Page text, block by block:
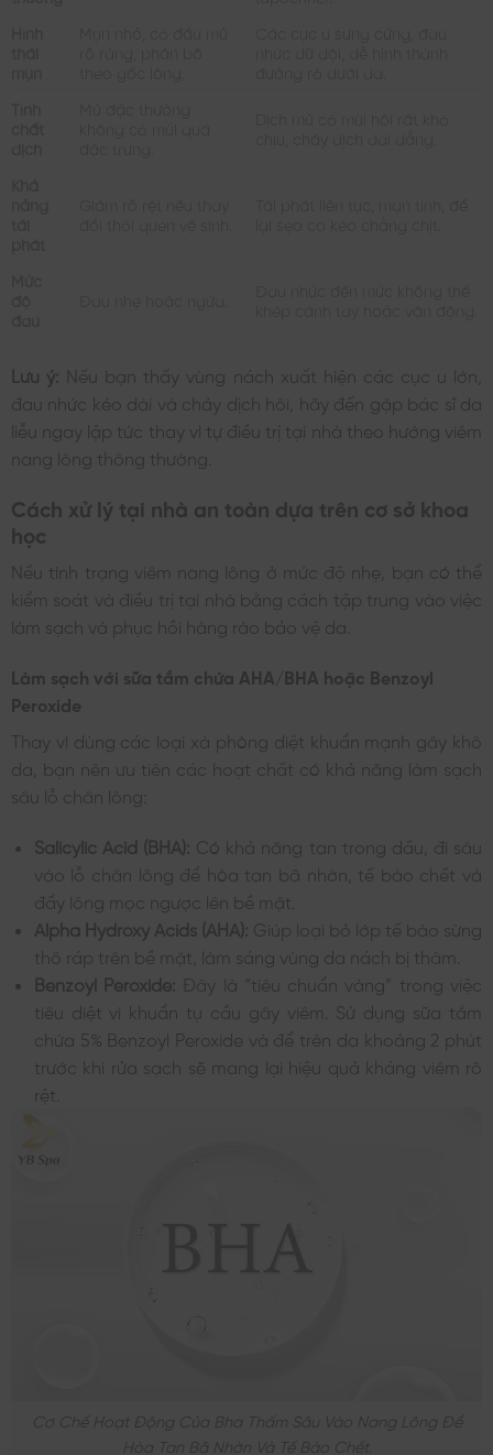
Lưu ý: Nếu bạn thấy vùng nách xuất hiện các cục u lớn,
đau nhức kéo dài và chảy dịch hôi, hãy đến gặp bác sĩ da
liễu ngay lập tức thay vì tự điều trị tại nhà theo hướng viêm
nang lông thông thường.
Cách xử lý tại nhà an toàn dựa trên cơ sở khoa
học
Nếu tình trạng viêm nang lông ở mức độ nhẹ, bạn có thể
kiểm soát và điều trị tại nhà bằng cách tập trung vào việc
làm sạch và phục hồi hàng rào bảo vệ da.
Làm sạch với sữa tắm chứa AHA/BHA hoặc Benzoyl
Peroxide
Thay vì dùng các loại xà phòng diệt khuẩn mạnh gây khô
da, bạn nên ưu tiên các hoạt chất có khả năng làm sạch
sâu lỗ chân lông:
Salicylic Acid (BHA): Có khả năng tan trong dầu, đi sâu
vào lỗ chân lông để hòa tan bã nhờn, tế bào chết và
đẩy lông mọc ngược lên bề mặt.
Alpha Hydroxy Acids (AHA): Giúp loại bỏ lớp tế bào sừng
thô ráp trên bề mặt, làm sáng vùng da nách bị thâm.
Benzoyl Peroxide: Đây là “tiêu chuẩn vàng” trong việc
tiêu diệt vi khuẩn tụ cầu gây viêm. Sử dụng sữa tắm
chứa 5% Benzoyl Peroxide và để trên da khoảng 2 phút
trước khi rửa sạch sẽ mang lại hiệu quả kháng viêm rõ
rệt.
Cơ Chế Hoạt Động Của Bha Thấm Sâu Vào Nang Lông Để
Hòa Tan Bã Nhờn Và Tế Bào Chết.